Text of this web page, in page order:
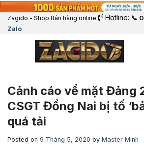
Zagido - Shop Bán hàng online Hotline: 📞
Zalo
Cảnh cáo về mặt Đảng
CSGT Đồng Nai bị tố
quá tải
Posted on 9 Tháng 5, 2020 by Master Minh